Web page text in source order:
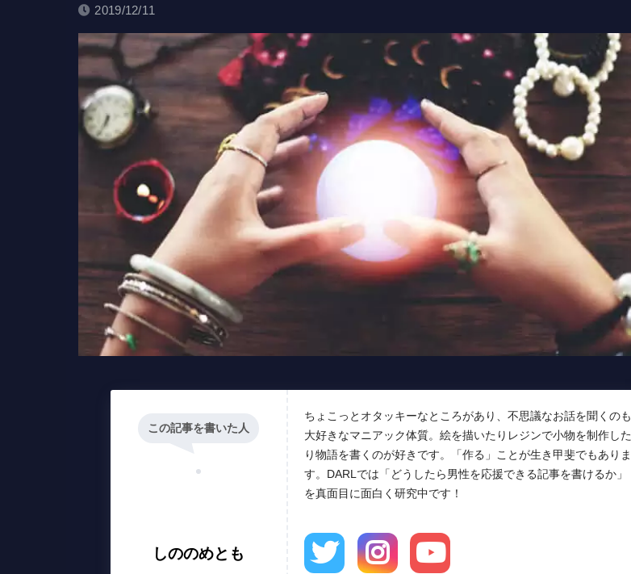
2019/12/11
この記事を書いた人
しののめとも
ちょこっとオタッキーなところがあり、不思議なお話を聞くのも
大好きなマニアック体質。絵を描いたりレジンで小物を制作した
り物語を書くのが好きです。「作る」ことが生き甲斐でもありま
す。DARLでは「どうしたら男性を応援できる記事を書けるか」
を真面目に面白く研究中です！